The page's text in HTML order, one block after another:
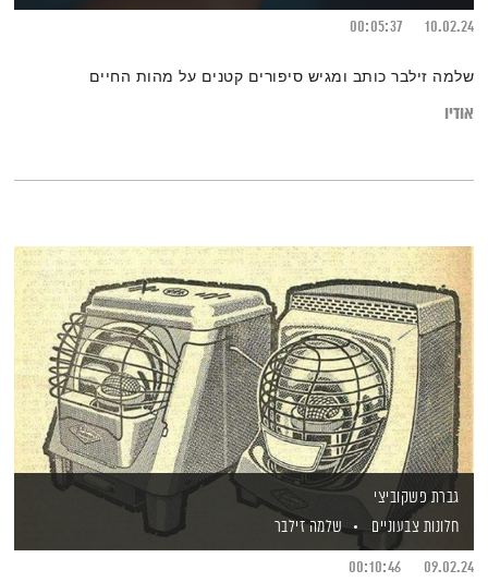
10.02.24
00:05:37
שלמה זילבר כותב ומגיש סיפורים קטנים על מהות החיים
אודיו
גברת פשקוביצי
חלונות צבעוניים
שלמה זילבר
09.02.24
00:10:46